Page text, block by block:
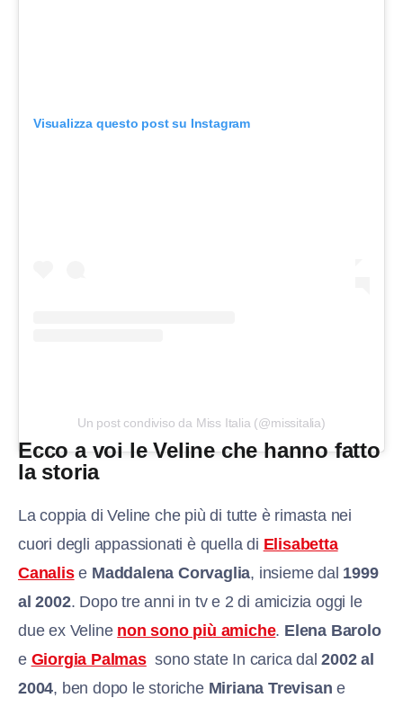
Visualizza questo post su Instagram
Un post condiviso da Miss Italia (@missitalia)
Ecco a voi le Veline che hanno fatto
la storia
La coppia di Veline che più di tutte è rimasta nei
cuori degli appassionati è quella di Elisabetta
Canalise Maddalena Corvaglia, insieme dal 1999
al 2002. Dopo tre anni in tv e 2 di amicizia oggi le
due ex Veline non sono più amiche. Elena Barolo
e Giorgia Palmassono state In carica dal2002 al
2004, ben dopo le storiche Miriana Trevisan e